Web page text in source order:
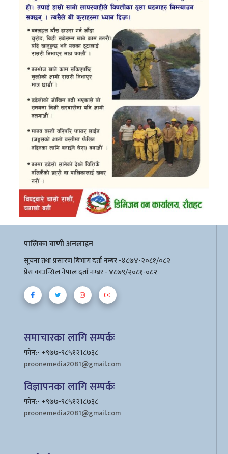
पालिका वाणी अनलाइन
सूचना तथा प्रसारण बिभाग दर्ता नम्बर -४८७४-२०८१/०८२
प्रेस काउन्सिल नेपाल दर्ता नम्बर - ४८७९/२०८१-०८२
समाचारका लागि सम्पर्कः
फोन:- +९७७-९८५१२1८७३८
proonemedia2081@gmail.com
विज्ञापनका लागि सम्पर्कः
फोन:- +९७७-९८५१२1८७३८
proonemedia2081@gmail.com